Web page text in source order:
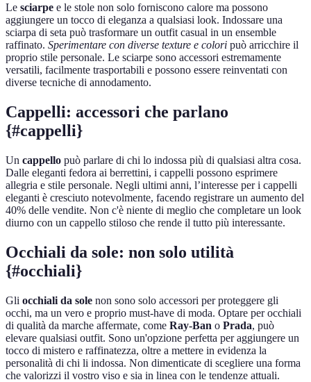
Le sciarpe e le stole non solo forniscono calore ma possono
aggiungere un tocco di eleganza a qualsiasi look. Indossare una
sciarpa di seta può trasformare un outfit casual in un ensemble
raffinato. Sperimentare con diverse texture e colori può arricchire il
proprio stile personale. Le sciarpe sono accessori estremamente
versatili, facilmente trasportabili e possono essere reinventati con
diverse tecniche di annodamento.
Cappelli: accessori che parlano
{#cappelli}
Un cappello può parlare di chi lo indossa più di qualsiasi altra cosa.
Dalle eleganti fedora ai berrettini, i cappelli possono esprimere
allegria e stile personale. Negli ultimi anni, l’interesse per i cappelli
eleganti è cresciuto notevolmente, facendo registrare un aumento del
40% delle vendite. Non c'è niente di meglio che completare un look
diurno con un cappello stiloso che rende il tutto più interessante.
Occhiali da sole: non solo utilità
{#occhiali}
Gli occhiali da sole non sono solo accessori per proteggere gli
occhi, ma un vero e proprio must-have di moda. Optare per occhiali
di qualità da marche affermate, come Ray-Ban o Prada, può
elevare qualsiasi outfit. Sono un'opzione perfetta per aggiungere un
tocco di mistero e raffinatezza, oltre a mettere in evidenza la
personalità di chi li indossa. Non dimenticate di scegliere una forma
che valorizzi il vostro viso e sia in linea con le tendenze attuali.